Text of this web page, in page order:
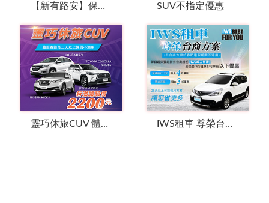
【新有路安】保障方案 SUV不指定優惠
靈巧休旅CUV 體驗價2200元 IWS租車 尊榮台商方案 (限量為止)